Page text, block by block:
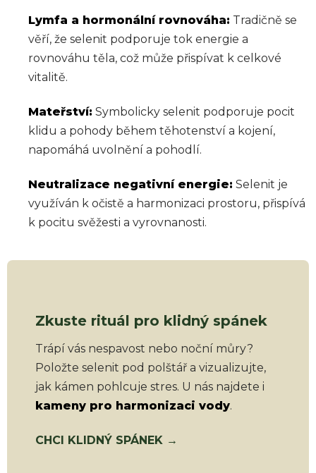
Lymfa a hormonální rovnováha: Tradičně se
věří, že selenit podporuje tok energie a
rovnováhu těla, což může přispívat k celkové
vitalitě.
Mateřství: Symbolicky selenit podporuje pocit
klidu a pohody během těhotenství a kojení,
napomáhá uvolnění a pohodlí.
Neutralizace negativní energie: Selenit je
využíván k očistě a harmonizaci prostoru, přispívá
k pocitu svěžesti a vyrovnanosti.
Zkuste rituál pro klidný spánek
Trápí vás nespavost nebo noční můry?
Položte selenit pod polštář a vizualizujte,
jak kámen pohlcuje stres. U nás najdete i
kameny pro harmonizaci vody.
CHCI KLIDNÝ SPÁNEK →